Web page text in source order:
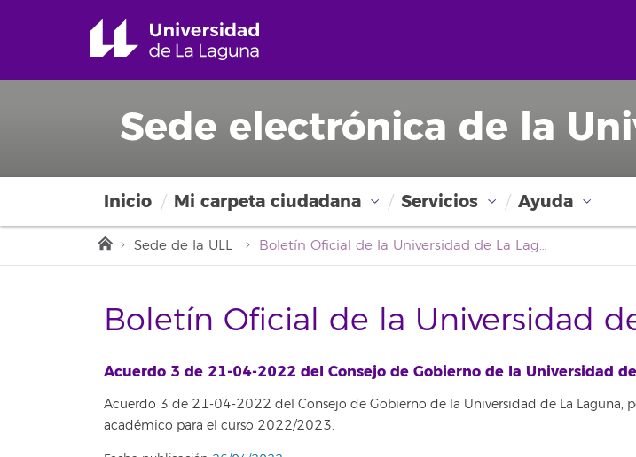
Sede electrónica de la
Inicio Mi carpeta ciudadana Servicios Ayuda
Sede de la ULL Boletín Oficial de la Universidad de La Laguna
Boletín Oficial de la Universidad
Acuerdo 3 de 21-04-2022 del Consejo de Gobierno de la Universidad
Acuerdo 3 de 21-04-2022 del Consejo de Gobierno de la Universidad de La Laguna,
académico para el curso 2022/2023.